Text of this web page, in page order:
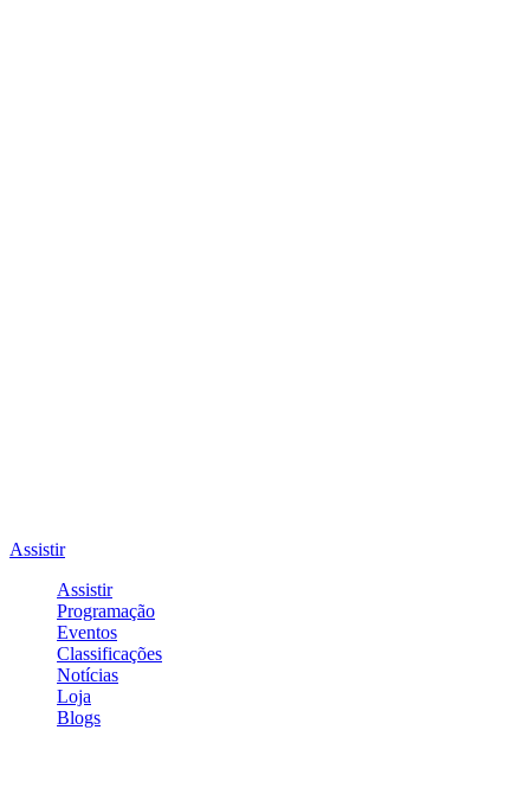
Assistir
Assistir
Programação
Eventos
Classificações
Notícias
Loja
Blogs